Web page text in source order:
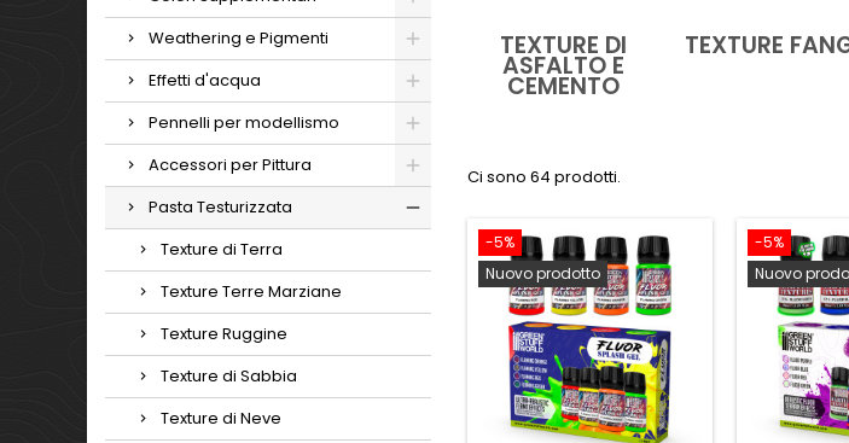
Weathering e Pigmenti
Effetti d'acqua
Pennelli per modellismo
Accessori per Pittura
Pasta Testurizzata
Texture di Terra
Texture Terre Marziane
Texture Ruggine
Texture di Sabbia
Texture di Neve
TEXTURE DI
ASFALTO E
CEMENTO
TEXTURE
Ci sono 64 prodotti.
-5%
Nuovo prodotto
-5%
Nuovo